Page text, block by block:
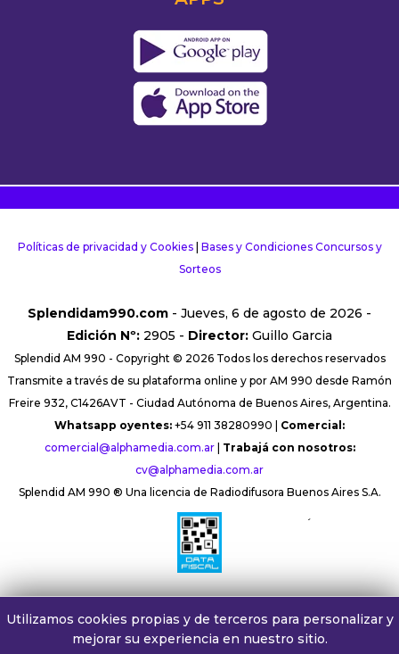
Políticas de privacidad y Cookies| Bases y Condiciones Concursos y
Sorteos
Splendidam990.com - Jueves, 6 de agosto de 2026 -
Edición Nº: 2905 - Director: Guillo Garcia
Splendid AM 990 - Copyright © 2026 Todos los derechos reservados
Transmite a través de su plataforma online y por AM 990 desde Ramón
Freire 932, C1426AVT - Ciudad Autónoma de Buenos Aires, Argentina.
Whatsapp oyentes: +54 911 38280990 | Comercial:
comercial@alphamedia.com.ar| Trabajá con nosotros:
cv@alphamedia.com.ar
Splendid AM 990 ® Una licencia de Radiodifusora Buenos Aires S.A.
´
Utilizamos cookies propias y de terceros para personalizar y
mejorar su experiencia en nuestro sitio.